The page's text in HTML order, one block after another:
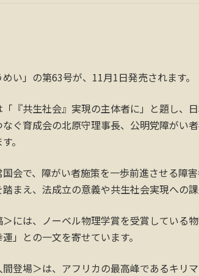
めい」の第63号が、11月1日発売されます。
「『共生社会』実現の主体者に」と題し、
なぐ育成会の北原守理事長、公明党障がい
。
会で、障がい者施策を一歩前進させる障
踏まえ、法成立の意義や共生社会実現への
＞には、ノーベル物理学賞を受賞している
」との一文を寄せています。
登場＞は、アフリカの最高峰であるキリ